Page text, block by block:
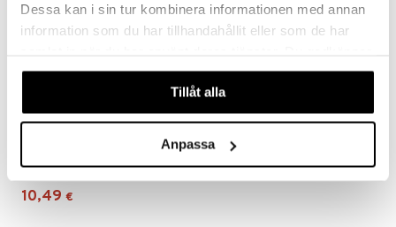
Dessa kan i sin tur kombinera informationen med annan
information som du har tillhandahållit eller som de har
våra cookies vid fortsatt användande av vår webbplats.
Tillåt alla
Anpassa
BAUSCH & LOMB
10,49 €